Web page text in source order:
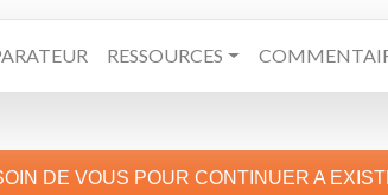
RESSOURCES
DE VOUS POUR CONTINUER A